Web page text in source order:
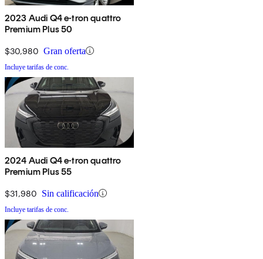
2023 Audi Q4 e-tron quattro
Premium Plus 50
$30,980 Gran oferta
Incluye tarifas de conc.
2024 Audi Q4 e-tron quattro
Premium Plus 55
$31,980 Sin calificación
Incluye tarifas de conc.